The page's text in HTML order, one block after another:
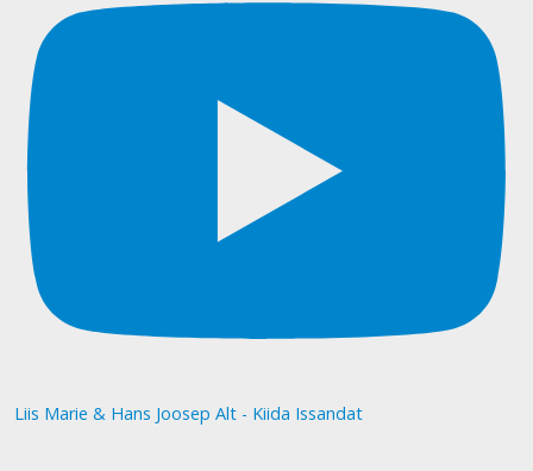
Liis Marie & Hans Joosep Alt - Kiida Issandat